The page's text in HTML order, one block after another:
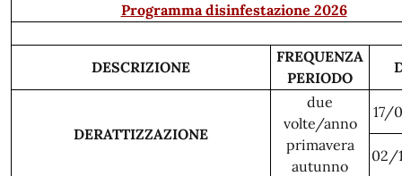
Programma disinfestazione 2026
DESCRIZIONE
FREQUENZA
PERIODO
DERATTIZZAZIONE
due
volte/anno
primavera
autunno
17/
02/